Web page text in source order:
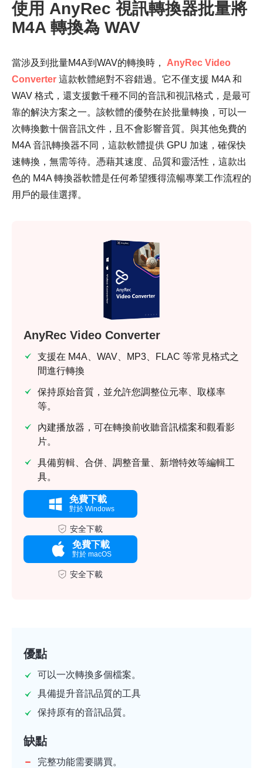
使用 AnyRec 視訊轉換器批量將
M4A 轉換為 WAV
當涉及到批量M4A到WAV的轉換時， AnyRec Video
Converter 這款軟體絕對不容錯過。它不僅支援 M4A 和
WAV 格式，還支援數千種不同的音訊和視訊格式，是最可
靠的解決方案之一。該軟體的優勢在於批量轉換，可以一
次轉換數十個音訊文件，且不會影響音質。與其他免費的
M4A 音訊轉換器不同，這款軟體提供 GPU 加速，確保快
速轉換，無需等待。憑藉其速度、品質和靈活性，這款出
色的 M4A 轉換器軟體是任何希望獲得流暢專業工作流程的
用戶的最佳選擇。
AnyRec Video Converter
支援在 M4A、WAV、MP3、FLAC 等常見格式之
間進行轉換
保持原始音質，並允許您調整位元率、取樣率
等。
內建播放器，可在轉換前收聽音訊檔案和觀看影
片。
具備剪輯、合併、調整音量、新增特效等編輯工
具。
免費下載
對於 Windows
安全下載
免費下載
對於 macOS
安全下載
優點
可以一次轉換多個檔案。
具備提升音訊品質的工具
保持原有的音訊品質。
缺點
完整功能需要購買。